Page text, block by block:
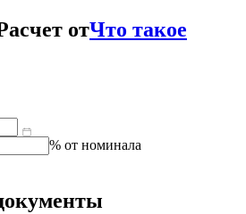
отЧто такое
% от номинала